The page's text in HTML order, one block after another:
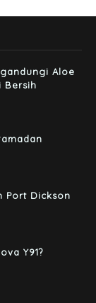
Aloe
Bersih
Port Dickson
Y91?